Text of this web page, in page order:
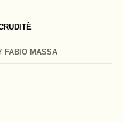
FABIO MASSA